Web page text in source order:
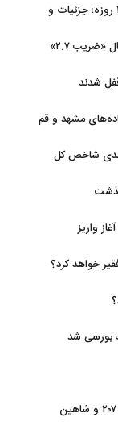
آغاز فروش فوری چانگان ۲۰۲۶UNI-T با تحویل ۳۰ روزه؛ جزئیات و
۲.۷»
شدند
مشهد و قم
واریز
بورسی شد